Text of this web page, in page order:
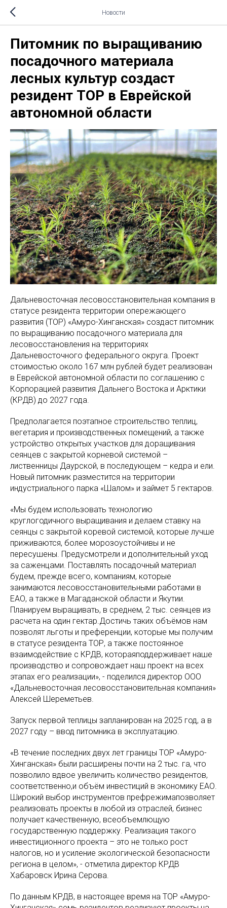
Новости
Питомник по выращиванию
посадочного материала
лесных культур создаст
резидент ТОР в Еврейской
автономной области
Дальневосточная лесовосстановительная компания в
статусе резидента территории опережающего
развития (ТОР) «Амуро-Хинганская» создаст питомник
по выращиванию посадочного материала для
лесовосстановления на территориях
Дальневосточного федерального округа. Проект
стоимостью около 167 млн рублей будет реализован
в Еврейской автономной области по соглашению с
Корпорацией развития Дальнего Востока и Арктики
(КРДВ) до 2027 года.
Предполагается поэтапное строительство теплиц,
вегетария и производственных помещений, а также
устройство открытых участков для доращивания
сеянцев с закрытой корневой системой –
лиственницы Даурской, в последующем – кедра и ели.
Новый питомник разместится на территории
индустриального парка «Шалом» и займет 5 гектаров.
«Мы будем использовать технологию
круглогодичного выращивания и делаем ставку на
сеянцы с закрытой коревой системой, которые лучше
приживаются, более морозоустойчивы и не
пересушены. Предусмотрели и дополнительный уход
за саженцами. Поставлять посадочный материал
будем, прежде всего, компаниям, которые
занимаются лесовосстановительными работами в
ЕАО, а также в Магаданской области и Якутии.
Планируем выращивать, в среднем, 2 тыс. сеянцев из
расчета на один гектар.Достичь таких объёмов нам
позволят льготы и преференции, которые мы получим
в статусе резидента ТОР, а также постоянное
взаимодействие с КРДВ, котораяподдерживает наше
производство и сопровождает наш проект на всех
этапах его реализации», - поделился директор ООО
«Дальневосточная лесовосстановительная компания»
Алексей Шереметьев.
Запуск первой теплицы запланирован на 2025 год, а в
2027 году – ввод питомника в эксплуатацию.
«В течение последних двух лет границы ТОР «Амуро-
Хинганская» были расширены почти на 2 тыс. га, что
позволило вдвое увеличить количество резидентов,
соответственно,и объём инвестиций в экономику ЕАО.
Широкий выбор инструментов префрежимапозволяет
реализовать проекты в любой из отраслей, бизнес
получает качественную, всеобъемлющую
государственную поддержку. Реализация такого
инвестиционного проекта – это не только рост
налогов, но и усиление экологической безопасности
региона в целом», - отметила директор КРДВ
Хабаровск Ирина Серова.
По данным КРДВ, в настоящее время на ТОР «Амуро-